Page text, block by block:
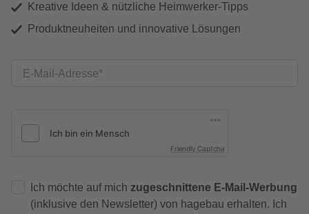
Kreative Ideen & nützliche Heimwerker-Tipps
Produktneuheiten und innovative Lösungen
E-Mail-Adresse
Friendly Captcha
Ich möchte auf mich zugeschnittene E-Mail-Werbung
(inklusive den Newsletter) von hagebau erhalten. Ich